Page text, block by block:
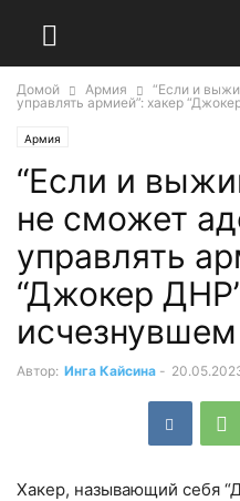
Домой Армия
“Если и
управлять армией”: хакер
Армия
“Если и
не сможет
управлять
“Джокер
Автор: Инга Кайсина -
Хакер, называющий себя